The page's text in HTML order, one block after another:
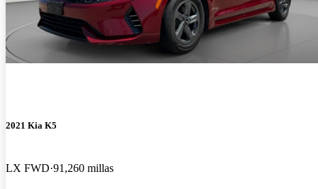
2021 Kia K5
LX FWD 91,260 millas